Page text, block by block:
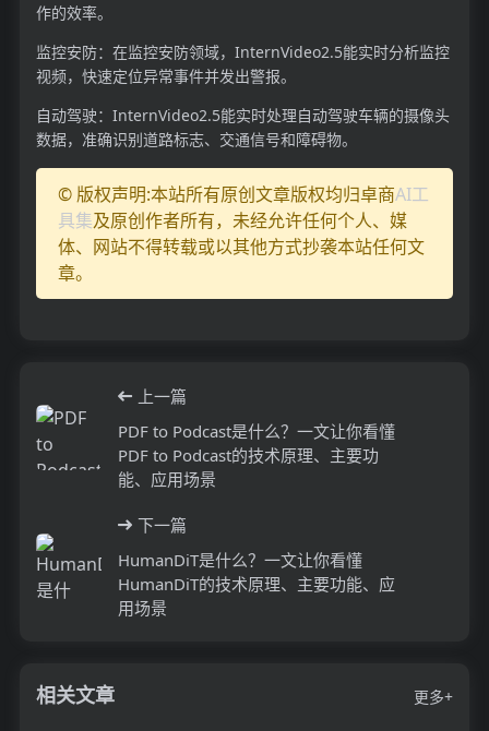
作的效率。
监控安防：在监控安防领域，InternVideo2.5能实时分析监控
视频，快速定位异常事件并发出警报。
自动驾驶：InternVideo2.5能实时处理自动驾驶车辆的摄像头
数据，准确识别道路标志、交通信号和障碍物。
© 版权声明:本站所有原创文章版权均归卓商AI工
具集及原创作者所有，未经允许任何个人、媒
体、网站不得转载或以其他方式抄袭本站任何文
章。
上一篇
PDF to Podcast是什么？一文让你看懂
PDF to Podcast的技术原理、主要功
能、应用场景
下一篇
HumanDiT是什么？一文让你看懂
HumanDiT的技术原理、主要功能、应
用场景
相关文章 更多+